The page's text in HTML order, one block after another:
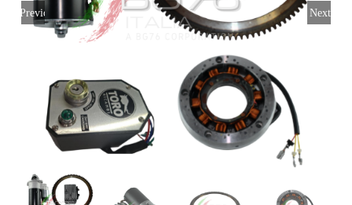
Previous Next